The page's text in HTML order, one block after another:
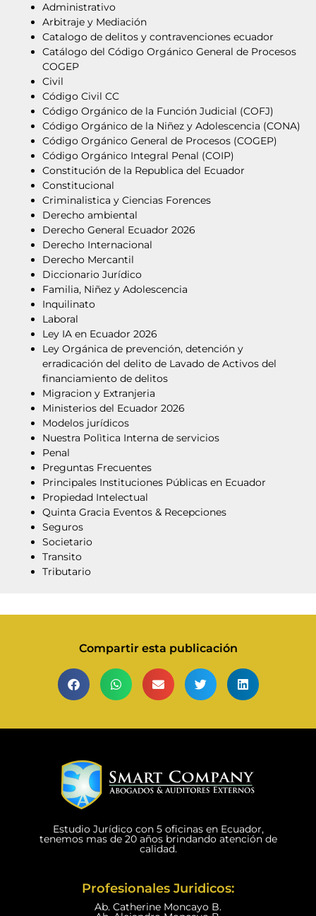
Administrativo
Arbitraje y Mediación
Catalogo de delitos y contravenciones ecuador
Catálogo del Código Orgánico General de Procesos
COGEP
Civil
Código Civil CC
Código Orgánico de la Función Judicial (COFJ)
Código Orgánico de la Niñez y Adolescencia (CONA)
Código Orgánico General de Procesos (COGEP)
Código Orgánico Integral Penal (COIP)
Constitución de la Republica del Ecuador
Constitucional
Criminalistica y Ciencias Forences
Derecho ambiental
Derecho General Ecuador 2026
Derecho Internacional
Derecho Mercantil
Diccionario Jurídico
Familia, Niñez y Adolescencia
Inquilinato
Laboral
Ley IA en Ecuador 2026
Ley Orgánica de prevención, detención y
erradicación del delito de Lavado de Activos del
financiamiento de delitos
Migracion y Extranjeria
Ministerios del Ecuador 2026
Modelos jurídicos
Nuestra Polìtica Interna de servicios
Penal
Preguntas Frecuentes
Principales Instituciones Públicas en Ecuador
Propiedad Intelectual
Quinta Gracia Eventos & Recepciones
Seguros
Societario
Transito
Tributario
Compartir esta publicación
Estudio Jurídico con 5 oficinas en Ecuador,
tenemos mas de 20 años brindando atención de
calidad.
Profesionales Juridicos:
Ab. Catherine Moncayo B.